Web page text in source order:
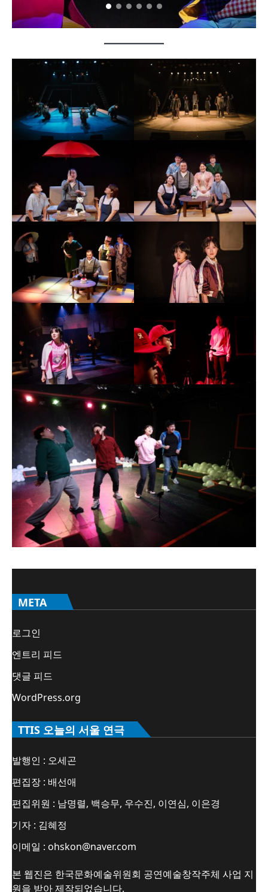
META
로그인
엔트리 피드
댓글 피드
WordPress.org
TTIS 오늘의 서울 연극
발행인 : 오세곤
편집장 : 배선애
편집위원 : 남명렬, 백승무, 우수진, 이연심, 이은경
기자 : 김혜정
이메일 : ohskon@naver.com
본 웹진은 한국문화예술위원회 공연예술창작주체 사업 지
원을 받아 제작되었습니다.